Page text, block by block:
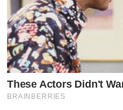
These Actors Didn't
BRAINBERRIES